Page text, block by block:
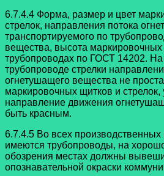
6.7.4.4 Форма, размер и цвет
стрелок, направления потока
транспортируемого по
вещества, высота
трубопроводах по ГОСТ 14202.
трубопроводе стрелки
огнетушащего вещества не
маркировочных щитков и
направление движения
быть красным.
6.7.4.5 Во всех
имеются трубопроводы, на
обозрения местах должны
опознавательной окраски